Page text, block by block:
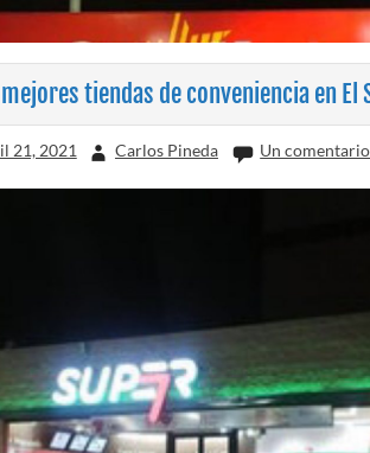
tiendas de conveniencia en El
21, 2021 Carlos Pineda Un comentario